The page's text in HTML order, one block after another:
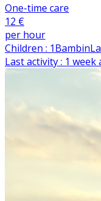
One-time care
12 €
per hour
Children : 1Bambin
Last activity: 1 week